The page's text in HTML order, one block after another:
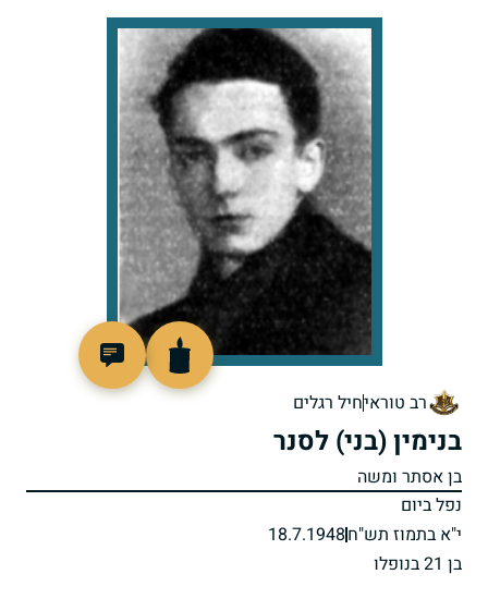
רב טוראיחיל רגלים
בנימין (בני) לסנר
בן אסתר ומשה
נפל ביום
י"א בתמוז תש"ח18.7.1948
בן 21 בנופלו